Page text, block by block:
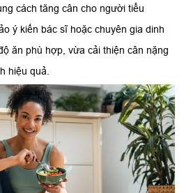
cách tăng cân cho người tiểu
ý kiến bác sĩ hoặc chuyên gia dinh
ăn phù hợp, vừa cải thiện cân nặng
hiệu quả.